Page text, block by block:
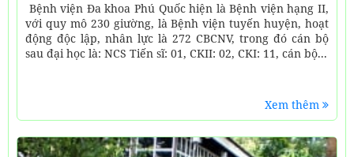
Bệnh viện Đa khoa Phú Quốc hiện là Bệnh viện hạng II,
với quy mô 230 giường, là Bệnh viện tuyến huyện, hoạt
động độc lập, nhân lực là 272 CBCNV, trong đó cán bộ
sau đại học là: NCS Tiến sĩ: 01, CKII: 02, CKI: 11, cán bộ...
Xem thêm